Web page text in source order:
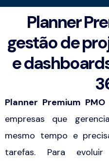
Planner
gestão de
e
Planner Premium PMO
empresas que
mesmo tempo e
tarefas. Para